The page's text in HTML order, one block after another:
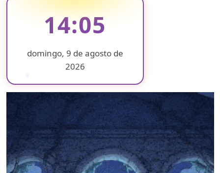
14:05
domingo, 9 de agosto de
2026
❄
❄
❄ ❄
❄
❄
❄
❄